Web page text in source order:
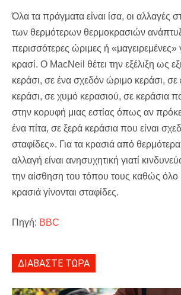
Όλα τα πράγματα είναι ίσα, οι αλλαγές
των θερμότερων θερμοκρασιών
περισσότερες ώριμες ή «μαγειρεμένες»
κρασί. Ο MacNeil θέτει την εξέλιξη ως
κεράσι, σε ένα σχεδόν ώριμο κεράσι,
κεράσι, σε χυμό κερασιού, σε κεράσια
στην κορυφή μιας εστίας όπως αν
ένα πίτα, σε ξερά κεράσια που είναι
σταφίδες». Για τα κρασιά από θερμότερα
αλλαγή είναι ανησυχητική γιατί
την αίσθηση του τόπου τους καθώς όλο
κρασιά γίνονται σταφίδες.
Πηγή: BBC
ΔΙΑΒΑΣΤΕ ΤΩΡΑ